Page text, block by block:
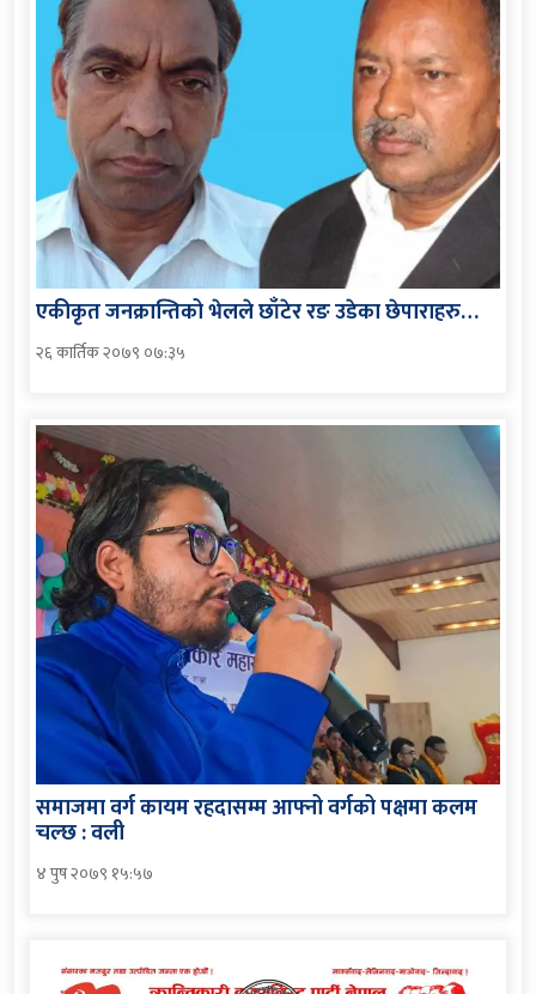
एकीकृत जनक्रान्तिको भेलले छाँटेर रङ उडेका छेपाराहरु…
२६ कार्तिक २०७९ ०७:३५
समाजमा वर्ग कायम रहदासम्म आफ्नो वर्गको पक्षमा कलम
चल्छ : वली
४ पुष २०७९ १५:५७